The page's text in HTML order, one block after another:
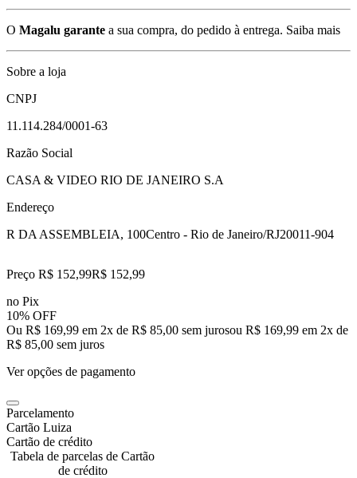
O Magalu garante a sua compra, do pedido à entrega. Saiba mais
Sobre a loja
CNPJ
11.114.284/0001-63
Razão Social
CASA & VIDEO RIO DE JANEIRO S.A
Endereço
R DA ASSEMBLEIA, 100Centro - Rio de Janeiro/RJ20011-904
Preço R$ 152,99R$ 152,99
no Pix
10% OFF
Ou R$ 169,99 em 2x de R$ 85,00 sem jurosou R$ 169,99 em 2x de
R$ 85,00 sem juros
Ver opções de pagamento
Parcelamento
Cartão Luiza
Cartão de crédito
Tabela de parcelas de Cartão
de crédito